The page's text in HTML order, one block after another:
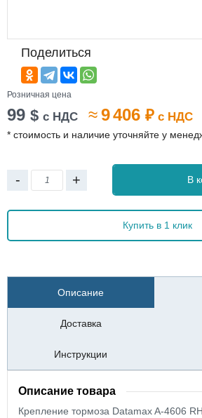
Поделиться
Розничная цена
99 $ с НДС ≈9 406 ₽ с НДС
* стоимость и наличие уточняйте у
- + В
Купить в 1 клик
Описание
Доставка
Инструкции
Описание товара
Крепление тормоза Datamax A-4606 RH